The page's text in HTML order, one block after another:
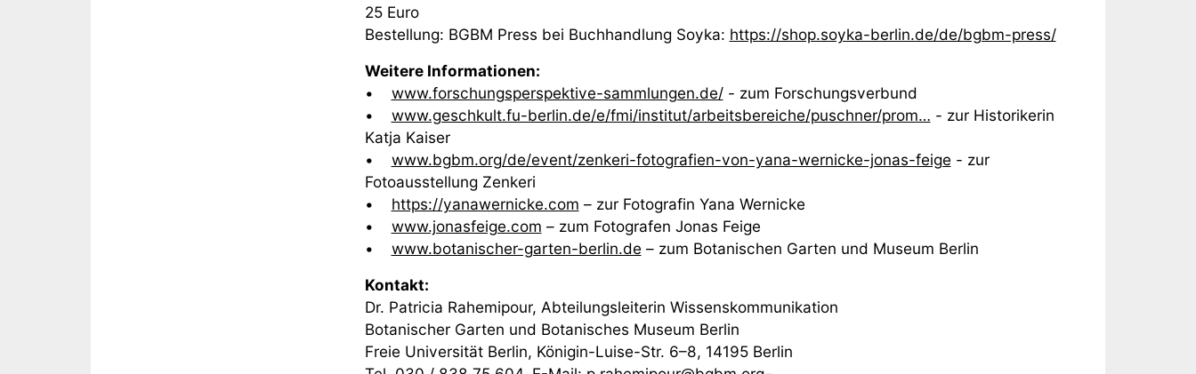
25 Euro
Bestellung: BGBM Press bei Buchhandlung Soyka: https://shop.soyka-berlin.de/de/bgbm-press/
Weitere Informationen:
• www.forschungsperspektive-sammlungen.de/- zum Forschungsverbund
• www.geschkult.fu-berlin.de/e/fmi/institut/arbeitsbereiche/puschner/prom… - zur Historikerin
Katja Kaiser
• www.bgbm.org/de/event/zenkeri-fotografien-von-yana-wernicke-jonas-feige - zur
Fotoausstellung Zenkeri
• https://yanawernicke.com – zur Fotografin Yana Wernicke
• www.jonasfeige.com – zum Fotografen Jonas Feige
• www.botanischer-garten-berlin.de – zum Botanischen Garten und Museum Berlin
Kontakt:
Dr. Patricia Rahemipour, Abteilungsleiterin Wissenskommunikation
Botanischer Garten und Botanisches Museum Berlin
Freie Universität Berlin, Königin-Luise-Str. 6–8, 14195 Berlin